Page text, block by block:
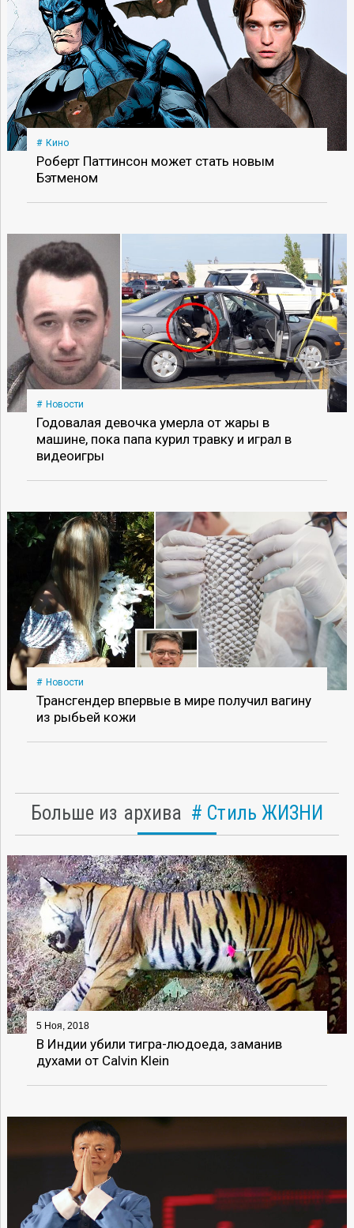
Кино
Роберт Паттинсон может стать новым
Бэтменом
Новости
Годовалая девочка умерла от жары в
машине, пока папа курил травку и играл в
видеоигры
Новости
Трансгендер впервые в мире получил вагину
из рыбьей кожи
Больше из архива Стиль ЖИЗНИ
5 Ноя, 2018
В Индии убили тигра-людоеда, заманив
духами от Calvin Klein